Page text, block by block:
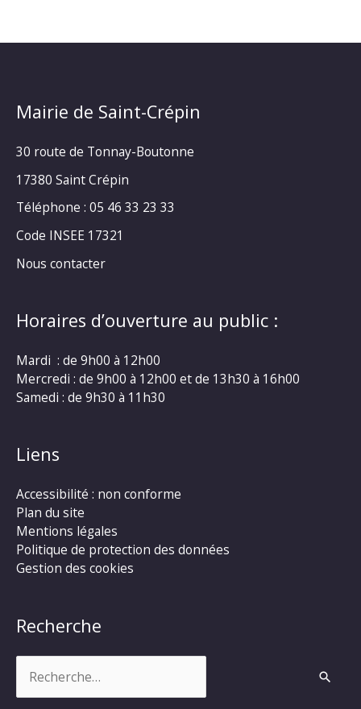
Mairie de Saint-Crépin
30 route de Tonnay-Boutonne
17380 Saint Crépin
Téléphone : 05 46 33 23 33
Code INSEE 17321
Nous contacter
Horaires d’ouverture au public :
Mardi : de 9h00 à 12h00
Mercredi : de 9h00 à 12h00 et de 13h30 à 16h00
Samedi : de 9h30 à 11h30
Liens
Accessibilité : non conforme
Plan du site
Mentions légales
Politique de protection des données
Gestion des cookies
Recherche